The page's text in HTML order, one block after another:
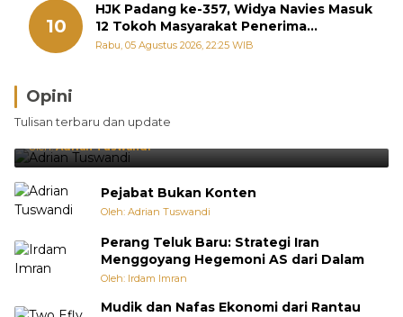
10
HJK Padang ke-357, Widya Navies Masuk
12 Tokoh Masyarakat Penerima
Penghargaan Pemko Padang
Rabu, 05 Agustus 2026, 22:25 WIB
Opini
Tulisan terbaru dan update
Brasil Lebih Diunggulkan, tetapi Jepang Selalu
Punya Cara Membuat Kejutan
Oleh:Adrian Tuswandi
Pejabat Bukan Konten
Oleh: Adrian Tuswandi
Perang Teluk Baru: Strategi Iran
Menggoyang Hegemoni AS dari Dalam
Oleh: Irdam Imran
Mudik dan Nafas Ekonomi dari Rantau